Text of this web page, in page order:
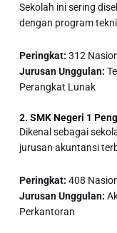
Sekolah ini sering
dengan program
Peringkat: 312
Jurusan Unggulan:
Perangkat Lunak
2. SMK Negeri 1
Dikenal sebagai
jurusan akuntansi
Peringkat: 408
Jurusan Unggulan:
Perkantoran